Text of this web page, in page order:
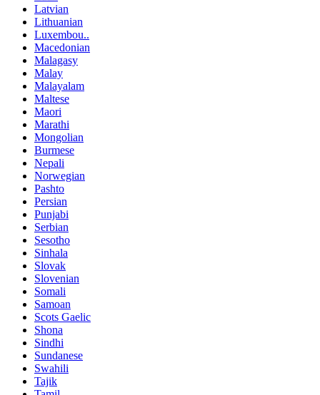
Latvian
Lithuanian
Luxembou..
Macedonian
Malagasy
Malay
Malayalam
Maltese
Maori
Marathi
Mongolian
Burmese
Nepali
Norwegian
Pashto
Persian
Punjabi
Serbian
Sesotho
Sinhala
Slovak
Slovenian
Somali
Samoan
Scots Gaelic
Shona
Sindhi
Sundanese
Swahili
Tajik